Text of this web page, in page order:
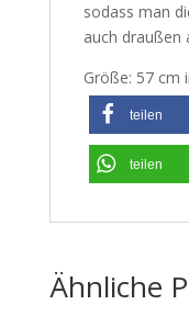
sodass man
auch draußen
Größe: 57 cm
teilen
teilen
Ähnliche